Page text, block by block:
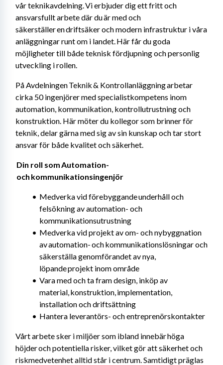
vår teknikavdelning. Vi erbjuder dig ett fritt och
ansvarsfullt arbete där du är med och
säkerställer en driftsäker och modern infrastruktur i våra
anläggningar runt om i landet. Här får du goda
möjligheter till både teknisk fördjupning och personlig
utveckling i rollen.
På Avdelningen Teknik & Kontrollanläggning arbetar
cirka 50 ingenjörer med specialistkompetens inom
automation, kommunikation, kontrollutrustning och
konstruktion. Här möter du kollegor som brinner för
teknik, delar gärna med sig av sin kunskap och tar stort
ansvar för både kvalitet och säkerhet.
Din roll som Automation-
och kommunikationsingenjör
Medverka vid förebyggande underhåll och
felsökning av automation- och
kommunikationsutrustning
Medverka vid projekt av om- och nybyggnation
av automation- och kommunikationslösningar och
säkerställa genomförandet av nya,
löpande projekt inom område
Vara med och ta fram design, inköp av
material, konstruktion, implementation,
installation och driftsättning
Hantera leverantörs- och entreprenörskontakter
Vårt arbete sker i miljöer som ibland innebär höga
höjder och potentiella risker, vilket gör att säkerhet och
riskmedvetenhet alltid står i centrum. Samtidigt präglas